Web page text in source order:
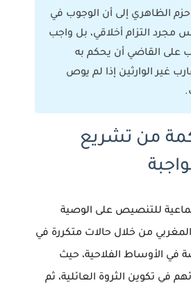
الظاهري إلى أن الوجوب في
مجرد التزام أخلاقي، بل واجب
على القاضي أن يحكم به
غير الوارثين إذا لم يوص
من تشريع
للتنصيص على الوصية
من خلال حالات متكررة في
في الأوساط الفلاحية، حيث
في تكوين الثروة العائلية، ثم